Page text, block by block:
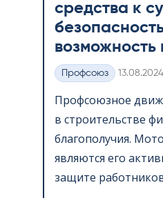
средства к
возможность
Категории
Профсоюз Kirjoitettu
13.08.2024
Профсоюзное
в строительстве
благополучия.
являются его
защите работников